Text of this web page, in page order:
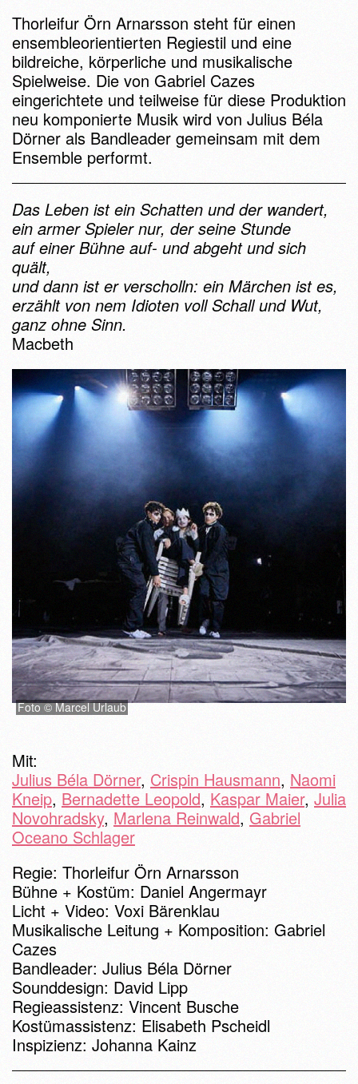
Thorleifur Örn Arnarsson steht für einen
ensembleorientierten Regiestil und eine
bildreiche, körperliche und musikalische
Spielweise. Die von Gabriel Cazes
eingerichtete und teilweise für diese Produktion
neu komponierte Musik wird von Julius Béla
Dörner als Bandleader gemeinsam mit dem
Ensemble performt.
Das Leben ist ein Schatten und der wandert,
ein armer Spieler nur, der seine Stunde
auf einer Bühne auf- und abgeht und sich
quält,
und dann ist er verscholln: ein Märchen ist es,
erzählt von nem Idioten voll Schall und Wut,
ganz ohne Sinn.
Macbeth
Foto © Marcel Urlaub
Mit:
Julius Béla Dörner, Crispin Hausmann, Naomi
Kneip, Bernadette Leopold, Kaspar Maier, Julia
Novohradsky, Marlena Reinwald, Gabriel
Oceano Schlager
Regie: Thorleifur Örn Arnarsson
Bühne + Kostüm: Daniel Angermayr
Licht + Video: Voxi Bärenklau
Musikalische Leitung + Komposition: Gabriel
Cazes
Bandleader: Julius Béla Dörner
Sounddesign: David Lipp
Regieassistenz: Vincent Busche
Kostümassistenz: Elisabeth Pscheidl
Inspizienz: Johanna Kainz